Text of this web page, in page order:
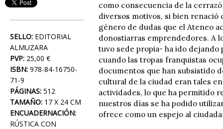
SELLO: EDITORIAL
ALMUZARA
PVP: 25,00 €
ISBN: 978-84-16750-
71-9
PÁGINAS: 512
TAMAÑO: 17 X 24 CM
ENCUADERNACIÓN:
RÚSTICA CON
como consecuencia de la
diversos motivos, si bien
género de dudas que el Ateneo
donostiarras emprendedores. A
tuvo sede propia- ha ido
cuando las tropas franquistas
documentos que han subsistido
cultural de la ciudad eran tales
actividades, lo que ha permitido
nuestros días se ha podido
ofrece como un espejo al